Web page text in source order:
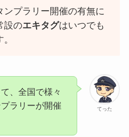
ンプラリー開催の有無に
設のエキタグはいつでも
てった
、全国で様々
ラリーが開催